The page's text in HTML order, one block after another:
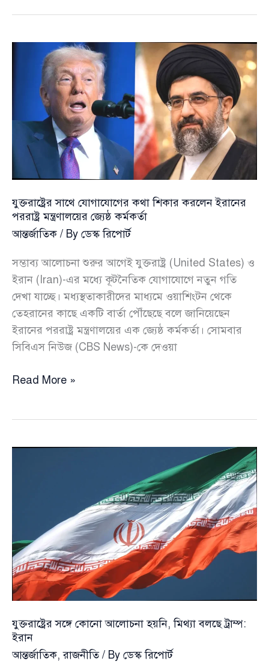
মার্কিন
বোমার
কেঁপে
উঠল
গোটা
এলাকা
যুক্তরাষ্ট্রের সাথে যোগাযোগের কথা শিকার করলেন ইরানের
পররাষ্ট্র মন্ত্রণালয়ের জ্যেষ্ঠ কর্মকর্তা
আন্তর্জাতিক / By ডেস্ক রিপোর্ট
সম্ভাব্য আলোচনা শুরুর আগেই যুক্তরাষ্ট্র (United States) ও
ইরান (Iran)-এর মধ্যে কূটনৈতিক যোগাযোগে নতুন গতি
দেখা যাচ্ছে। মধ্যস্থতাকারীদের মাধ্যমে ওয়াশিংটন থেকে
তেহরানের কাছে একটি বার্তা পৌঁছেছে বলে জানিয়েছেন
ইরানের পররাষ্ট্র মন্ত্রণালয়ের এক জ্যেষ্ঠ কর্মকর্তা। সোমবার
সিবিএস নিউজ (CBS News)-কে দেওয়া
যুক্তরাষ্ট্রের
শিকার
কর্মকর্তা
Read More »
যুক্তরাষ্ট্রের সঙ্গে কোনো আলোচনা হয়নি, মিথ্যা বলছে ট্রাম্প:
ইরান
আন্তর্জাতিক,রাজনীতি/ By ডেস্ক রিপোর্ট